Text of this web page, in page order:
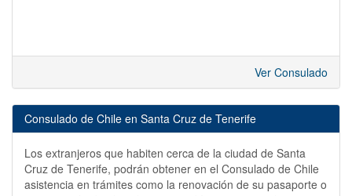
Ver Consulado
Consulado de Chile en Santa Cruz de Tenerife
Los extranjeros que habiten cerca de la ciudad de Santa
Cruz de Tenerife, podrán obtener en el Consulado de Chile
asistencia en trámites como la renovación de su pasaporte o